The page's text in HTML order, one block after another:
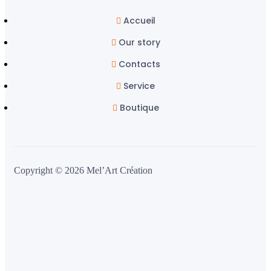
Accueil
Our story
Contacts
Service
Boutique
Copyright © 2026 Mel’Art Création